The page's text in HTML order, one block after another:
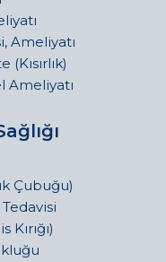
Ameliyatı
Ameliyatı
Çubuğu)